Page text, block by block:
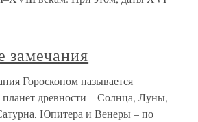
замечания
Гороскопом называется
древности – Солнца, Луны,
Юпитера и Венеры – по